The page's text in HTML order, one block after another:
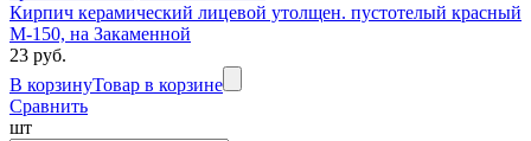
Кирпич керамический лицевой утолщен. пустотелый красный
М-150, на Закаменной
23 руб.
В корзинуТовар в корзине
Сравнить
шт